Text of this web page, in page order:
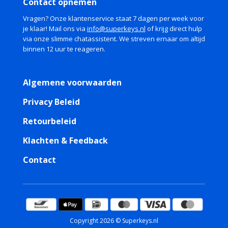
direct na aankoop, zodat je meteen aan de slag kunt.
– Compatibel met Windows en macOS: Flexibele
installatie op jouw favoriete platform.
– Regelmatige updates: Profiteer van
prestatieverbeteringen en bugfixes zonder extra
Of je nu een professionele fotograaf bent of een
enthousiaste hobbyist, Affinity Photo 1.1 biedt de
tools en vrijheid om je creatieve visie tot leven te
brengen. Kies voor betaalbare topkwaliteit en neem
concessies.
Contact opnemen
Vragen? Onze klantenservice staat 7 dagen per week voor
je klaar! Mail ons via info@superkeys.nl of krijg direct hulp
via onze slimme chatassistent. We streven ernaar om altijd
binnen 12 uur te reageren.
Algemene voorwaarden
Privacy Beleid
Retourbeleid
Klachten & Feedback
Contact
Copyright 2026 © Superkeys.nl